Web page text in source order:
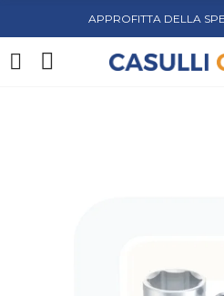
APPROFITTA DELLA